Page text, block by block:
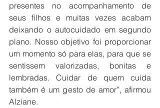
presentes no acompanhamento de
seus filhos e muitas vezes acabam
deixando o autocuidado em segundo
plano. Nosso objetivo foi proporcionar
um momento só para elas, para que se
sentissem valorizadas, bonitas e
lembradas. Cuidar de quem cuida
também é um gesto de amor”, afirmou
Alziane.